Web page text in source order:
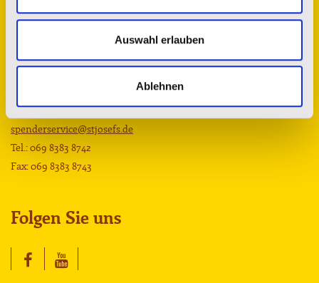
Auswahl erlauben
Ablehnen
spenderservice@stjosefs.de
Tel.: 069 8383 8742
Fax: 069 8383 8743
Folgen Sie uns